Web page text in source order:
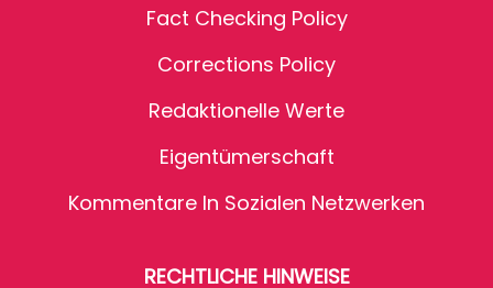
Fact Checking Policy
Corrections Policy
Redaktionelle Werte
Eigentümerschaft
Kommentare In Sozialen Netzwerken
RECHTLICHE HINWEISE